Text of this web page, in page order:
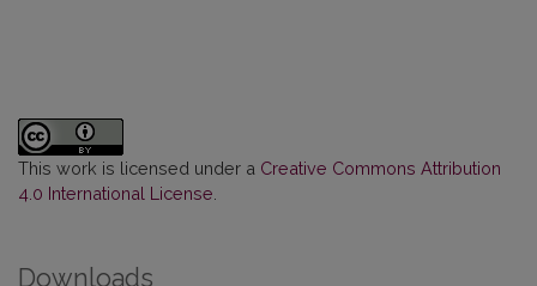
This work is licensed under a Creative Commons Attribution
4.0 International License
Downloads